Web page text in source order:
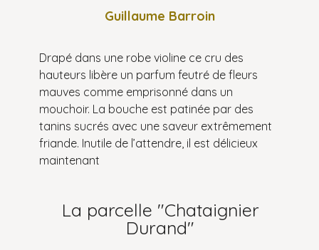
Guillaume Barroin
Drapé dans une robe violine ce cru des
hauteurs libère un parfum feutré de fleurs
mauves comme emprisonné dans un
mouchoir. La bouche est patinée par des
tanins sucrés avec une saveur extrêmement
friande. Inutile de l’attendre, il est délicieux
maintenant
La parcelle "Chataignier
Durand"